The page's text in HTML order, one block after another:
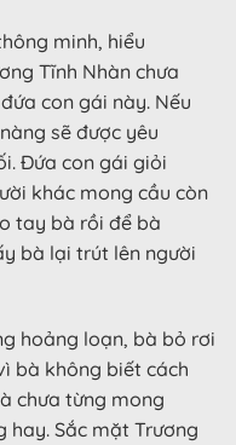
minh, hiểu
Tĩnh Nhàn chưa
con gái này. Nếu
sẽ được yêu
Đứa con gái giỏi
khác mong cầu còn
tay bà rồi để bà
bà lại trút lên người
hoảng loạn, bà bỏ rơi
bà không biết cách
chưa từng mong
hay. Sắc mặt Trương